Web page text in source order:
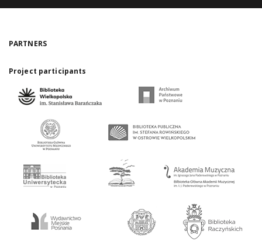
PARTNERS
Project participants